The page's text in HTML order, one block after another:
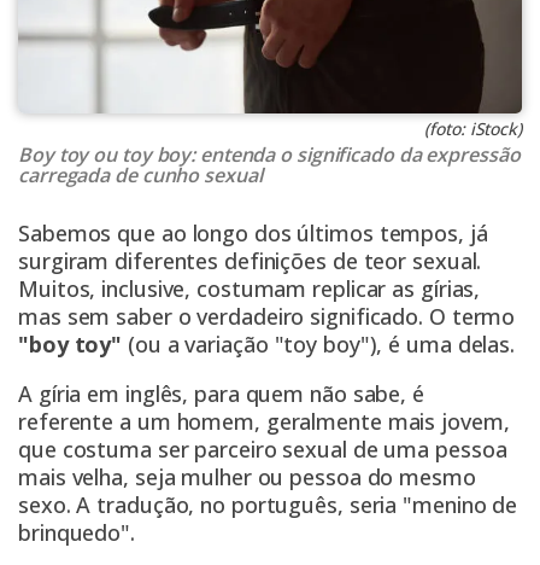
(foto: iStock)
Boy toy ou toy boy: entenda o significado da expressão
carregada de cunho sexual
Sabemos que ao longo dos últimos tempos, já
surgiram diferentes definições de teor sexual.
Muitos, inclusive, costumam replicar as gírias,
mas sem saber o verdadeiro significado. O termo
"boy toy" (ou a variação "toy boy"), é uma delas.
A gíria em inglês, para quem não sabe, é
referente a um homem, geralmente mais jovem,
que costuma ser parceiro sexual de uma pessoa
mais velha, seja mulher ou pessoa do mesmo
sexo. A tradução, no português, seria "menino de
brinquedo".